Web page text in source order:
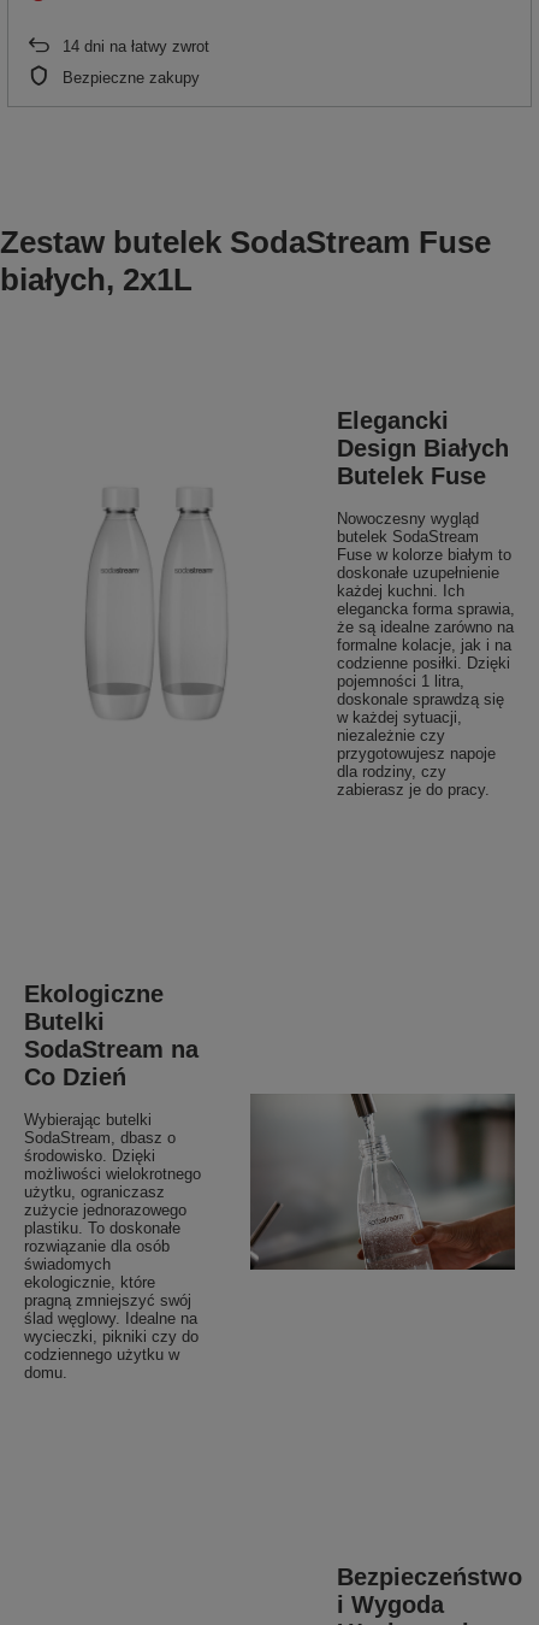
14 dni na łatwy zwrot
Bezpieczne zakupy
Zestaw butelek SodaStream Fuse
białych, 2x1L
Elegancki
Design Białych
Butelek Fuse
Nowoczesny wygląd
butelek SodaStream
Fuse w kolorze białym to
doskonałe uzupełnienie
każdej kuchni. Ich
elegancka forma sprawia,
że są idealne zarówno na
formalne kolacje, jak i na
codzienne posiłki. Dzięki
pojemności 1 litra,
doskonale sprawdzą się
w każdej sytuacji,
niezależnie czy
przygotowujesz napoje
dla rodziny, czy
zabierasz je do pracy.
Ekologiczne
Butelki
SodaStream na
Co Dzień
Wybierając butelki
SodaStream, dbasz o
środowisko. Dzięki
możliwości wielokrotnego
użytku, ograniczasz
zużycie jednorazowego
plastiku. To doskonałe
rozwiązanie dla osób
świadomych
ekologicznie, które
pragną zmniejszyć swój
ślad węglowy. Idealne na
wycieczki, pikniki czy do
codziennego użytku w
domu.
Bezpieczeństwo
i Wygoda